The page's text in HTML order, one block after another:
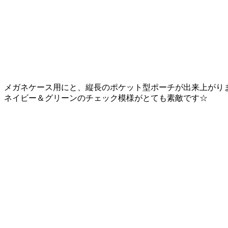
メガネケース用にと、縦長のポケット型ポーチが出来上が
ネイビー＆グリーンのチェック模様がとても素敵です☆